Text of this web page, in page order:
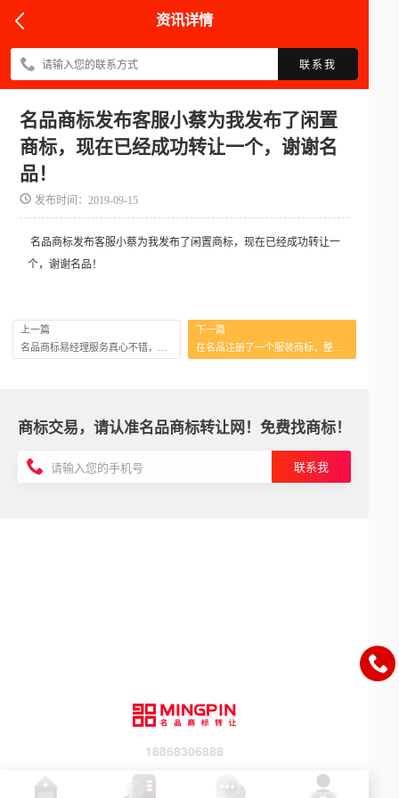
资讯详情
联系我
名品商标发布客服小蔡为我发布了闲置
商标，现在已经成功转让一个，谢谢名
品！
发布时间：2019-09-15
名品商标发布客服小蔡为我发布了闲置商标，现在已经成功转让一
个，谢谢名品！
上一篇
下一篇
在名品注册了一个服装商标，整个流程很清楚，虽然注册时间长，但是现在顺利拿到证啦！
商标交易，请认准名品商标转让网！免费找商标！
联系我
18868306888